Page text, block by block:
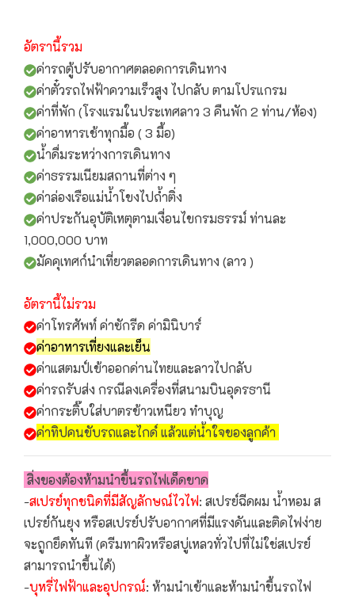
อัตรานี้รวม
ค่ารถตู้ปรับอากาศตลอดการเดินทาง
ค่าตั๋วรถไฟฟ้าความเร็วสูง ไปกลับ ตามโปรแกรม
ค่าที่พัก (โรงแรมในประเทศลาว 3 คืนพัก 2 ท่าน/ห้อง)
ค่าอาหารเช้าทุกมื้อ ( 3 มื้อ)
น้ำดื่มระหว่างการเดินทาง
ค่าธรรมเนียมสถานที่ต่าง ๆ
ค่าล่องเรือแม่น้ำโขงไปถ้ำติ่ง
ค่าประกันอุบัติเหตุตามเงื่อนไขกรมธรรม์ ท่านละ
1,000,000 บาท
มัคคุเทศก์นำเที่ยวตลอดการเดินทาง (ลาว )
อัตรานี้ไม่รวม
ค่าโทรศัพท์ ค่าซักรีด ค่ามินิบาร์
ค่าอาหารเที่ยงและเย็น
ค่าแสตมป์เข้าออกด่านไทยและลาวไปกลับ
ค่ารถรับส่ง กรณีลงเครื่องที่สนามบินอุดรธานี
ค่ากระติ๊บใส่บาตรข้าวเหนียว ทำบุญ
ค่าทิปคนขับรถและไกด์ แล้วแต่น้ำใจของลูกค้า
สิ่งของต้องห้ามนำขึ้นรถไฟเด็ดขาด
-สเปรย์ทุกชนิดที่มีสัญลักษณ์ไวไฟ: สเปรย์ฉีดผม น้ำหอม ส
เปรย์กันยุง หรือสเปรย์ปรับอากาศที่มีแรงดันและติดไฟง่าย
จะถูกยึดทันที (ครีมทาผิวหรือสบู่เหลวทั่วไปที่ไม่ใช่สเปรย์
สามารถนำขึ้นได้)
-บุหรี่ไฟฟ้าและอุปกรณ์: ห้ามนำเข้าและห้ามนำขึ้นรถไฟ